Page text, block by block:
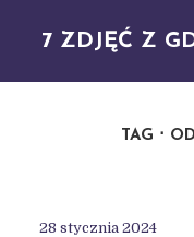
7 ZDJĘĆ Z
TAG
28 stycznia 2024